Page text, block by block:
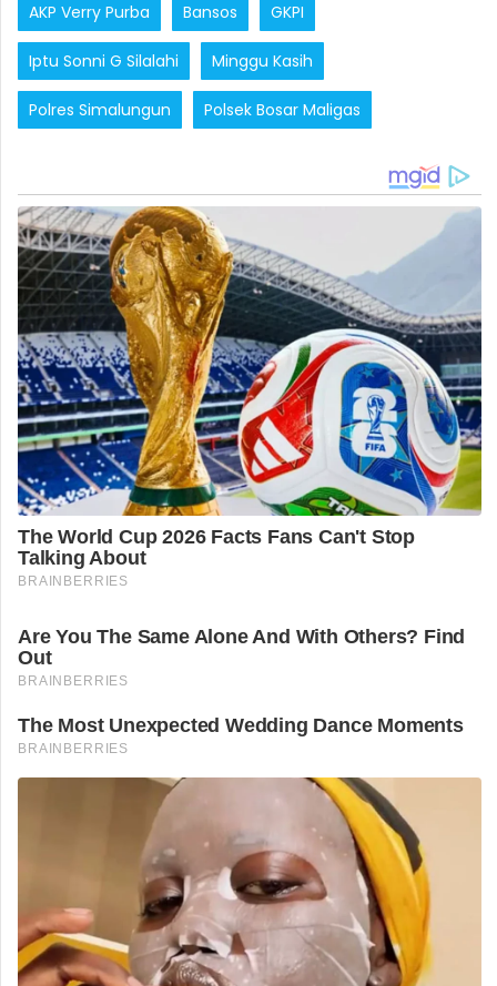
AKP Verry Purba Bansos GKPI
Iptu Sonni G Silalahi Minggu Kasih
Polres Simalungun Polsek Bosar Maligas